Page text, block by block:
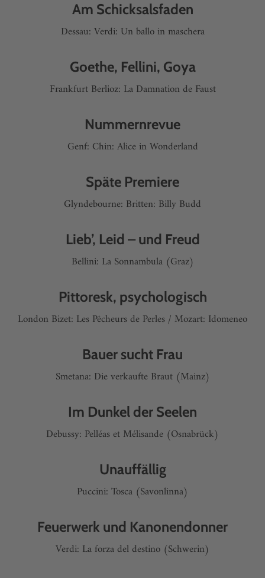
Am Schicksalsfaden
Dessau: Verdi: Un ballo in maschera
Goethe, Fellini, Goya
Frankfurt Berlioz: La Damnation de Faust
Nummernrevue
Genf: Chin: Alice in Wonderland
Späte Premiere
Glyndebourne: Britten: Billy Budd
Lieb’, Leid – und Freud
Bellini: La Sonnambula (Graz)
Pittoresk, psychologisch
London Bizet: Les Pêcheurs de Perles / Mozart: Idomeneo
Bauer sucht Frau
Smetana: Die verkaufte Braut (Mainz)
Im Dunkel der Seelen
Debussy: Pelléas et Mélisande (Osnabrück)
Unauffällig
Puccini: Tosca (Savonlinna)
Feuerwerk und Kanonendonner
Verdi: La forza del destino (Schwerin)